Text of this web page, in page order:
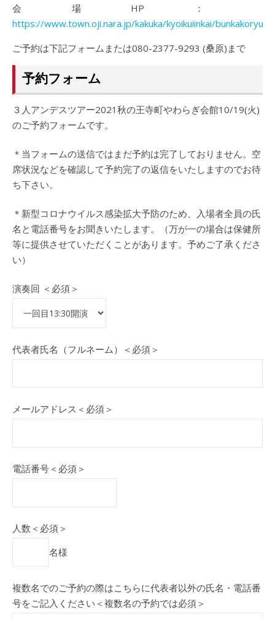
会場HP：
https://www.town.oji.nara.jp/kakuka/kyoikuiinkai/
ご予約は下記フォームまたは080-2377-9293 (桑原)まで
予約フォーム
３人アンデスツアー2021秋の王寺町やわらぎ会館10/19(火)
のご予約フォームです。
＊当フォームの送信ではまだ予約は完了しておりません。空
席状況などを確認して予約完了の返信をいたしますのでお待
ち下さい。
＊新型コロナウイルス感染拡大予防のため、入場者全員の氏
名と電話番号をお聞きいたします。（万が一の場合は保健所
等に提供させていただくことがあります。予めご了承くださ
い）
演奏回 ＜必須＞
代表者氏名（フルネーム）＜必須＞
メールアドレス＜必須＞
電話番号＜必須＞
人数＜必須＞
名様
複数名でのご予約の際はこちらに代表者以外の氏名・電話番
号をご記入ください＜複数名の予約では必須＞